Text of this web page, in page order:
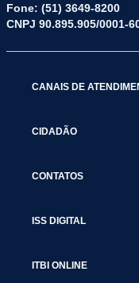
Fone: (51) 3649-8200
CNPJ 90.895.905/0001-
CANAIS DE
CIDADÃO
CONTATOS
ISS DIGITAL
ITBI ONLINE